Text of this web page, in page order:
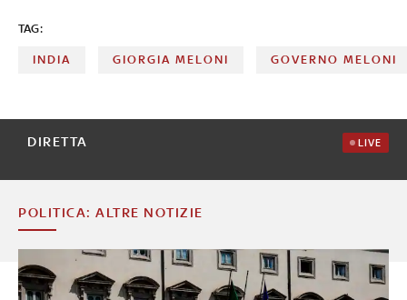
affluenza molto alta la partita è aperta, con affluenza
TAG:
INDIA GIORGIA MELONI GOVERNO MELONI
DIRETTA LIVE
POLITICA: ALTRE NOTIZIE